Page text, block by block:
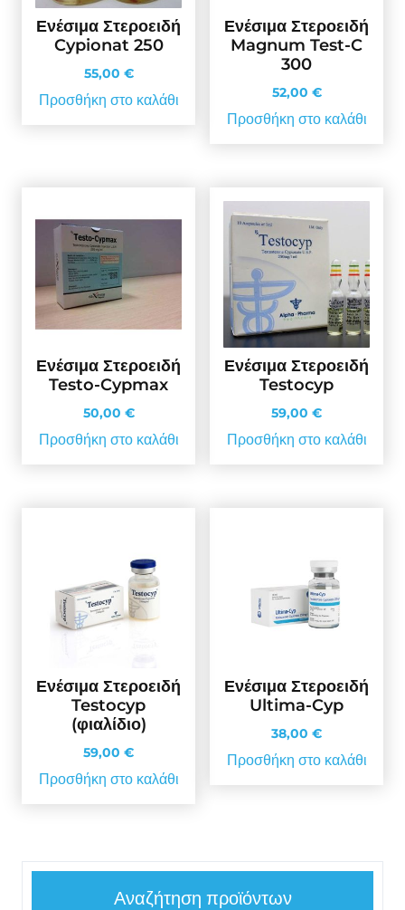
Ενέσιμα Στεροειδή
Cypionat 250
55,00 €
Προσθήκη στο καλάθι
Ενέσιμα Στεροειδή
Magnum Test-C
300
52,00 €
Προσθήκη στο καλάθι
Ενέσιμα Στεροειδή
Testo-Cypmax
50,00 €
Προσθήκη στο καλάθι
Ενέσιμα Στεροειδή
Testocyp
59,00 €
Προσθήκη στο καλάθι
Ενέσιμα Στεροειδή
Testocyp
(φιαλίδιο)
59,00 €
Προσθήκη στο καλάθι
Ενέσιμα Στεροειδή
Ultima-Cyp
38,00 €
Προσθήκη στο καλάθι
Αναζήτηση προϊόντων